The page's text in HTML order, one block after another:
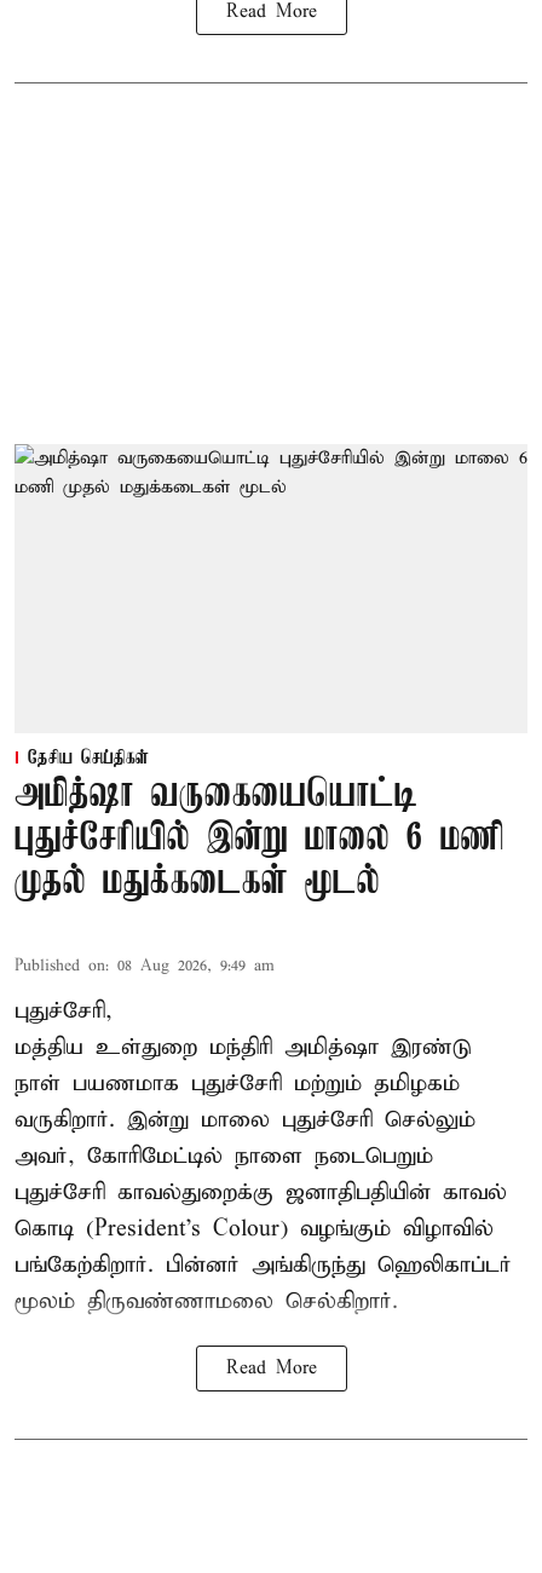
Read More
தேசிய செய்திகள்
அமித்ஷா வருகையையொட்டி
புதுச்சேரியில் இன்று மாலை 6 மணி
முதல் மதுக்கடைகள் மூடல்
Published on: 08 Aug 2026, 9:49 am
புதுச்சேரி,
மத்திய உள்துறை மந்திரி அமித்ஷா இரண்டு
நாள் பயணமாக புதுச்சேரி மற்றும் தமிழகம்
வருகிறார். இன்று மாலை புதுச்சேரி செல்லும்
அவர், கோரிமேட்டில் நாளை நடைபெறும்
புதுச்சேரி காவல்துறைக்கு ஜனாதிபதியின் காவல்
கொடி (President's Colour) வழங்கும் விழாவில்
பங்கேற்கிறார். பின்னர் அங்கிருந்து ஹெலிகாப்டர்
மூலம் திருவண்ணாமலை செல்கிறார்.
Read More